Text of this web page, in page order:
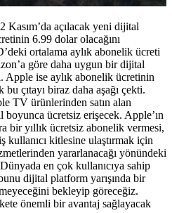
Kasım’da açılacak yeni dijital
6.99 dolar olacağını
ortalama aylık abonelik ücreti
göre daha uygun bir dijital
Apple ise aylık abonelik ücretinin
bu çıtayı biraz daha aşağı çekti.
TV ürünlerinden satın alan
ücretsiz erişecek. Apple’ın
bir yıllık ücretsiz abonelik vermesi,
kitlesine ulaştırmak için
yararlanacağı yönündeki
en çok kullanıcıya sahip
dijital platform yarışında bir
bekleyip göreceğiz.
önemli bir avantaj sağlayacak